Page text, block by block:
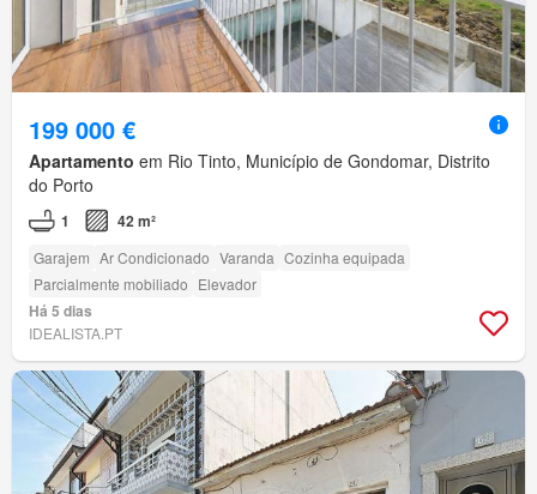
199 000 €
Apartamento em Rio Tinto, Município de Gondomar, Distrito
do Porto
1 42 m²
Garajem Ar Condicionado Varanda Cozinha equipada
Parcialmente mobiliado Elevador
Há 5 dias
IDEALISTA.PT